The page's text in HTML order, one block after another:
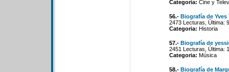
Categoria: Cine y
56.- Biografía de Yves
2473 Lecturas, Última:
Categoria: Historia
57.- Biografía de
2451 Lecturas, Última:
Categoria: Música
58.- Biografía de